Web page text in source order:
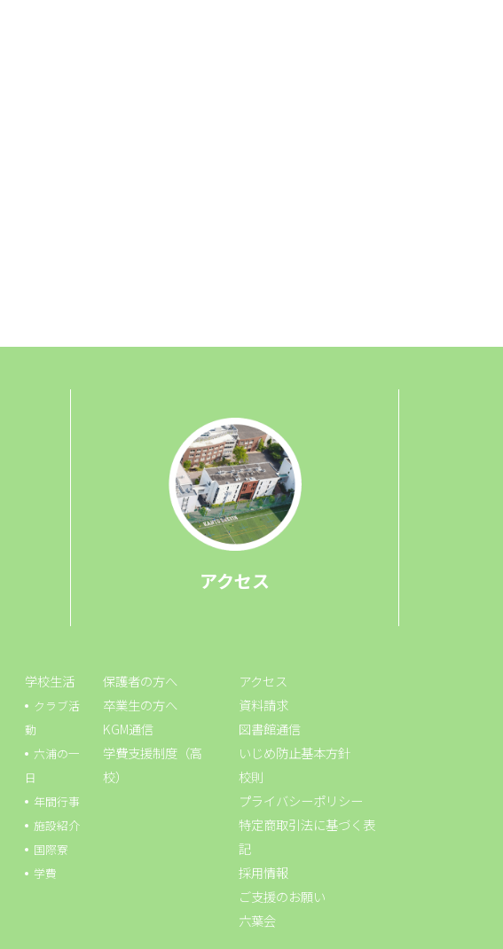
アクセス
学校生活
クラブ活
動
六浦の一
日
年間行事
施設紹介
国際寮
学費
保護者の方へ
卒業生の方へ
KGM通信
学費支援制度（高
校）
アクセス
資料請求
図書館通信
いじめ防止基本方針
校則
プライバシーポリシー
特定商取引法に基づく表
記
採用情報
ご支援のお願い
六葉会